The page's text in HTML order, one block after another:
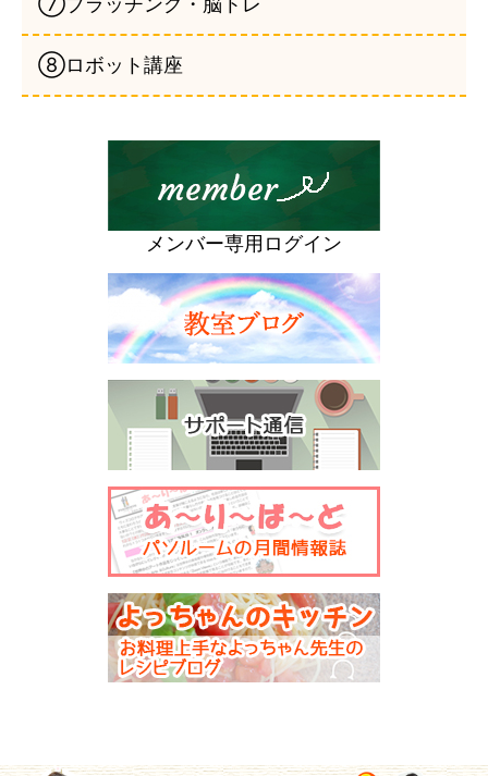
⑧ロボット講座
メンバー専用ログイン